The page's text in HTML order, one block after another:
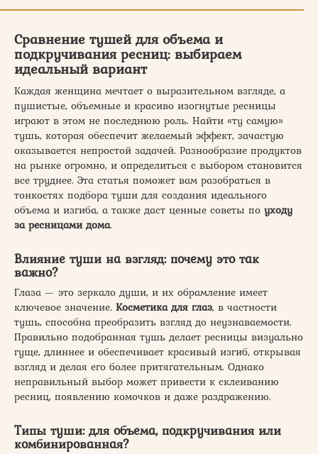
Сравнение тушей для объема и
подкручивания ресниц: выбираем
идеальный вариант
Каждая женщина мечтает о выразительном взгляде, а
пушистые, объемные и красиво изогнутые ресницы
играют в этом не последнюю роль. Найти «ту самую»
тушь, которая обеспечит желаемый эффект, зачастую
оказывается непростой задачей. Разнообразие продуктов
на рынке огромно, и определиться с выбором становится
все труднее. Эта статья поможет вам разобраться в
тонкостях подбора туши для создания идеального
объема и изгиба, а также даст ценные советы по уходу
за ресницами дома.
Влияние туши на взгляд: почему это так
важно?
Глаза — это зеркало души, и их обрамление имеет
ключевое значение. Косметика для глаз, в частности
тушь, способна преобразить взгляд до неузнаваемости.
Правильно подобранная тушь делает ресницы визуально
гуще, длиннее и обеспечивает красивый изгиб, открывая
взгляд и делая его более притягательным. Однако
неправильный выбор может привести к склеиванию
ресниц, появлению комочков и даже раздражению.
Типы туши: для объема, подкручивания или
комбинированная?